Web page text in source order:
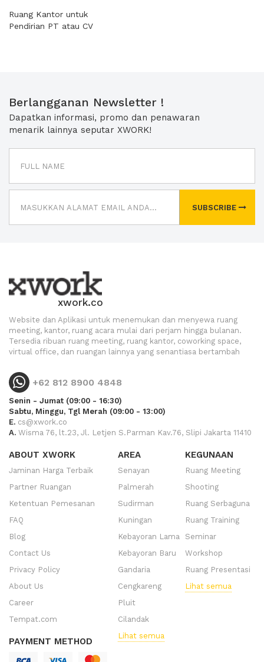
Ruang Kantor untuk
Pendirian PT atau CV
Berlangganan Newsletter !
Dapatkan informasi, promo dan penawaran
menarik lainnya seputar XWORK!
SUBSCRIBE
xwork.co
Website dan Aplikasi untuk menemukan dan menyewa ruang
meeting, kantor, ruang acara mulai dari perjam hingga bulanan.
Tersedia ribuan ruang meeting, ruang kantor, coworking space,
virtual office, dan ruangan lainnya yang senantiasa bertambah
+62 812 8900 4848
Senin - Jumat (09:00 - 16:30)
Sabtu, Minggu, Tgl Merah (09:00 - 13:00)
E. cs@xwork.co
A. Wisma 76, lt.23, Jl. Letjen S.Parman Kav.76, Slipi Jakarta 11410
ABOUT XWORK
Jaminan Harga Terbaik
Partner Ruangan
Ketentuan Pemesanan
FAQ
Blog
Contact Us
Privacy Policy
About Us
Career
Tempat.com
PAYMENT METHOD
AREA
Senayan
Palmerah
Sudirman
Kuningan
Kebayoran Lama
Kebayoran Baru
Gandaria
Cengkareng
Pluit
Cilandak
Lihat semua
KEGUNAAN
Ruang Meeting
Shooting
Ruang Serbaguna
Ruang Training
Seminar
Workshop
Ruang Presentasi
Lihat semua